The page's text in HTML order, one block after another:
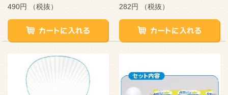
490円 （税抜） 282円 （税抜）